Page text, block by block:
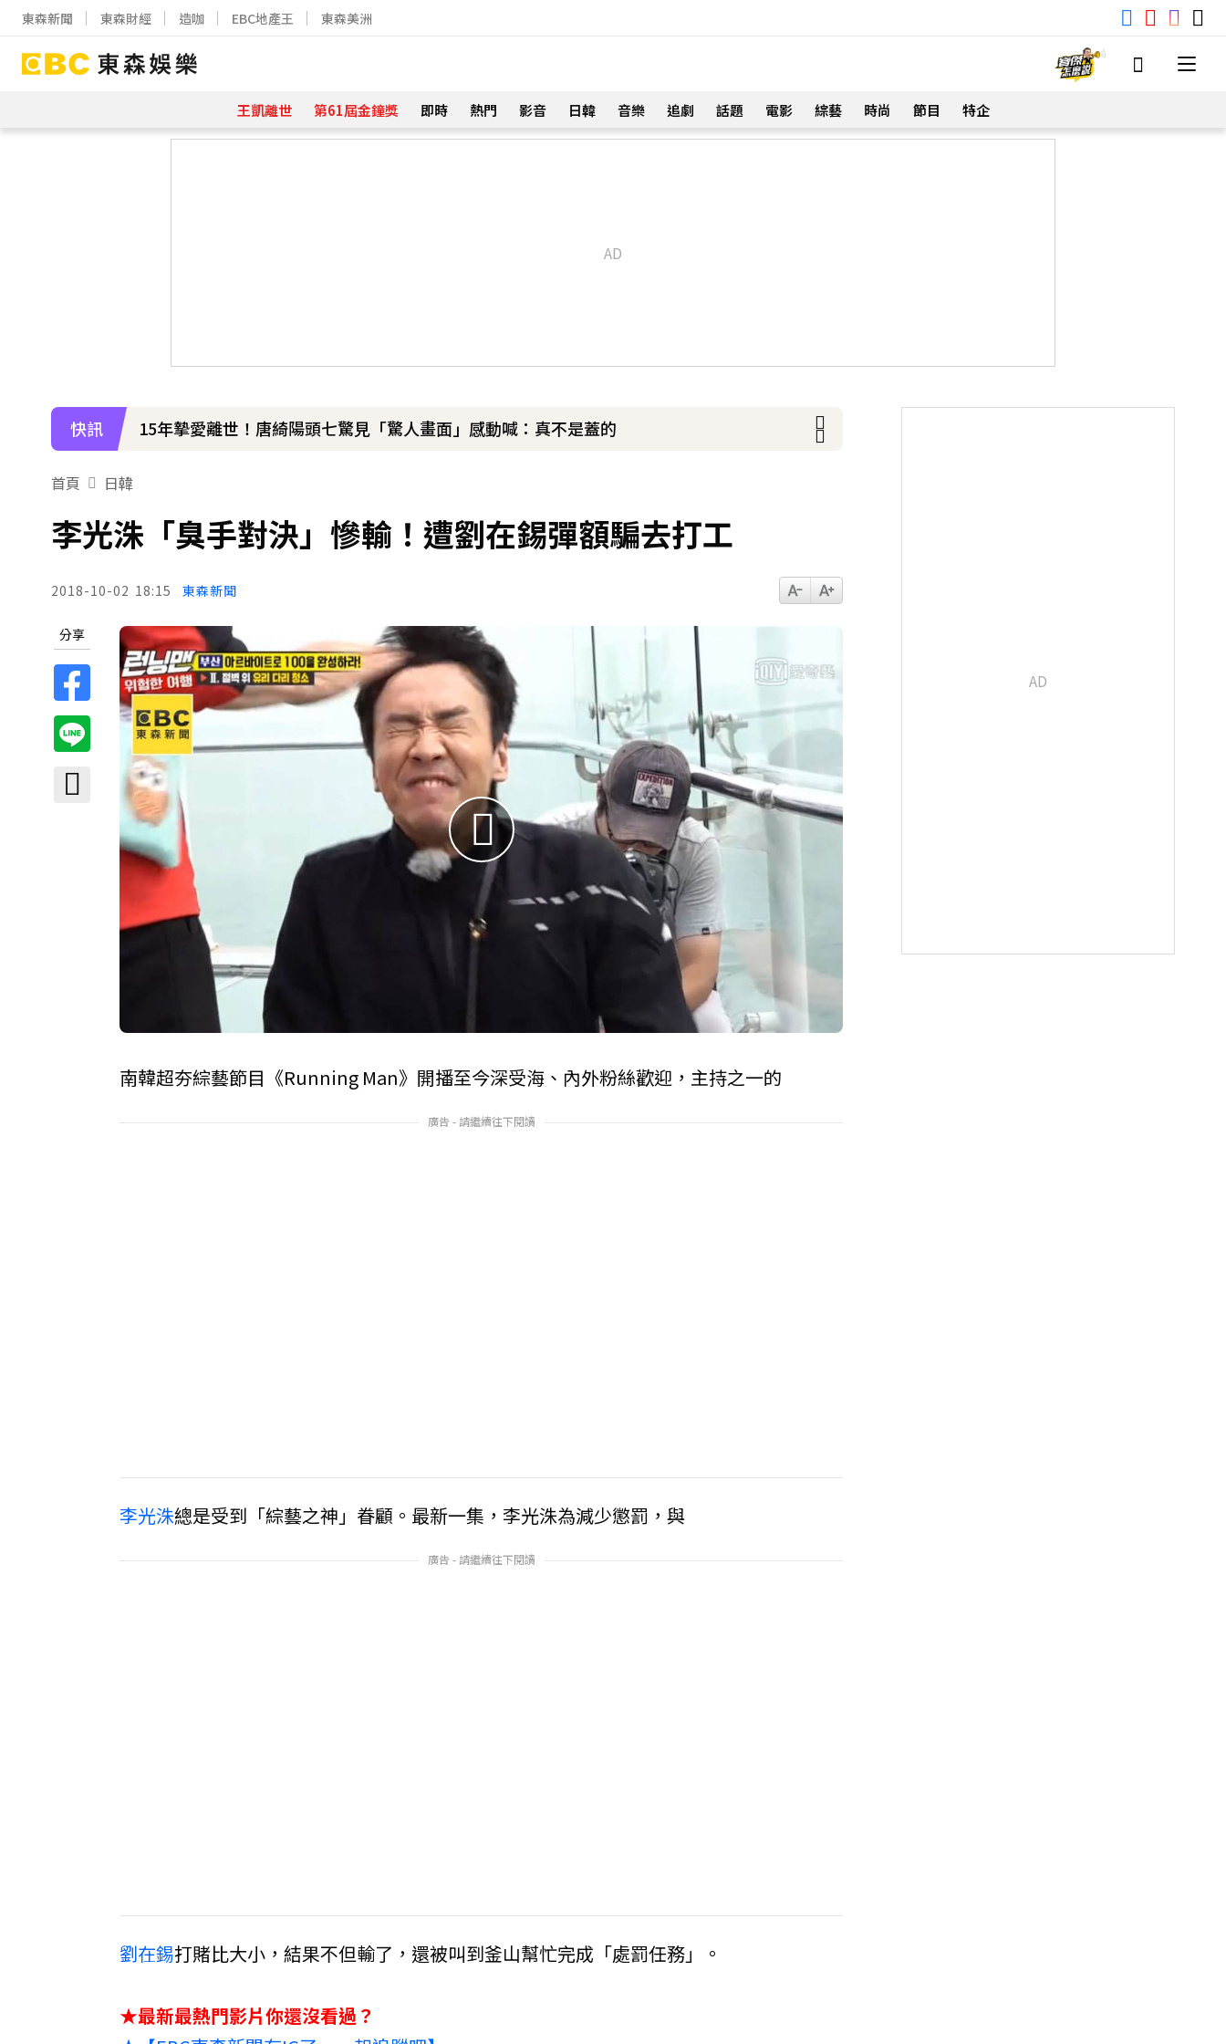
東森新聞 東森財經 造咖 EBC地產王 東森美洲
王凱離世 第61屆金鐘獎 即時 熱門 影音 日韓 音樂 追劇 話題 電影 綜藝 時尚 節目 特企
快訊
15年摯愛離世！唐綺陽頭七驚見「驚人畫面」感動喊：真不是蓋的
《大熱門》收攤1年！吳宗憲率Lulu、陳漢典再合體：我們還是回來了
47分鐘前
首頁 日韓
李光洙「臭手對決」慘輸！遭劉在錫彈額騙去打工
2018-10-02 18:15 東森新聞
分享
南韓超夯綜藝節目《Running Man》開播至今深受海、內外粉絲歡迎，主持之一的
廣告 - 請繼續往下閱讀
李光洙總是受到「綜藝之神」眷顧。最新一集，李光洙為減少懲罰，與
廣告 - 請繼續往下閱讀
劉在錫打賭比大小，結果不但輸了，還被叫到釜山幫忙完成「處罰任務」。
​★最新最熱門影片你還沒看過？